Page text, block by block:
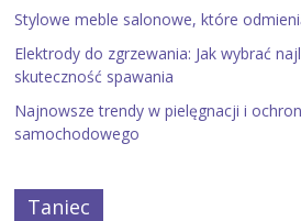
Stylowe meble salonowe, które
Elektrody do zgrzewania: Jak wybrać
skuteczność spawania
Najnowsze trendy w pielęgnacji i
samochodowego
Taniec